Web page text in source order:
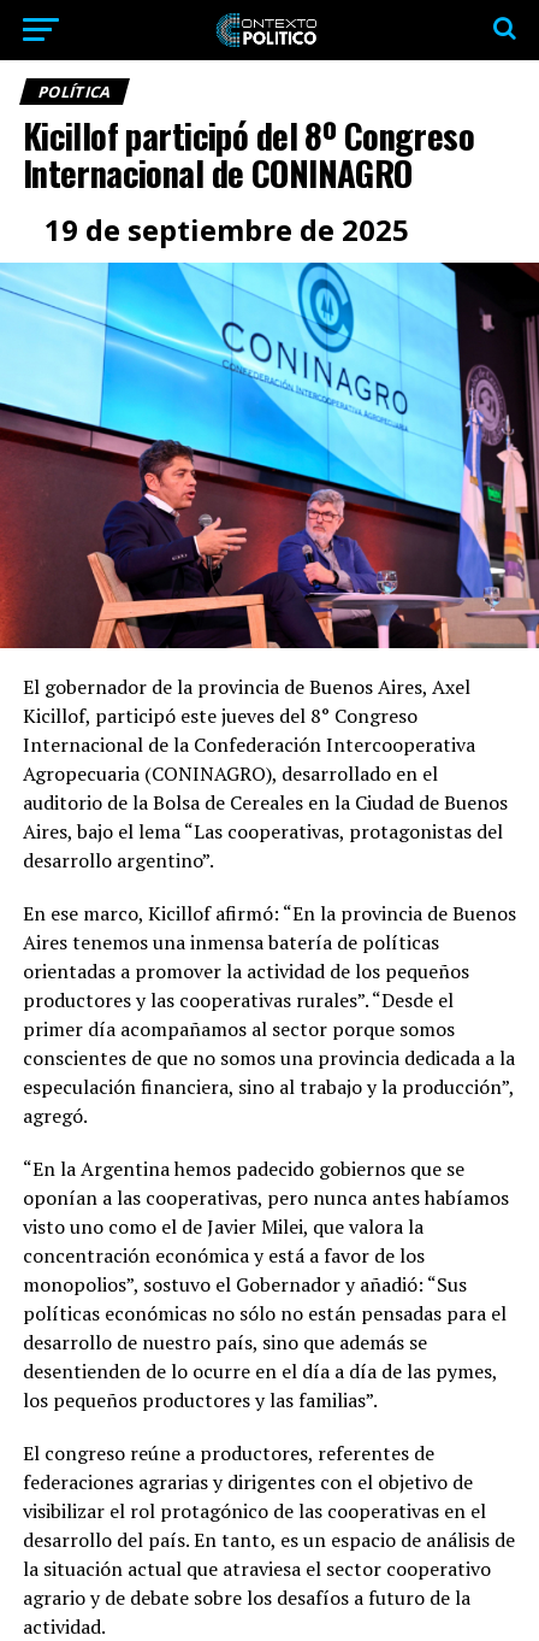
POLÍTICA
Kicillof participó del 8º Congreso
Internacional de CONINAGRO
19 de septiembre de 2025
El gobernador de la provincia de Buenos Aires, Axel
Kicillof, participó este jueves del 8° Congreso
Internacional de la Confederación Intercooperativa
Agropecuaria (CONINAGRO), desarrollado en el
auditorio de la Bolsa de Cereales en la Ciudad de Buenos
Aires, bajo el lema “Las cooperativas, protagonistas del
desarrollo argentino”.
En ese marco, Kicillof afirmó: “En la provincia de Buenos
Aires tenemos una inmensa batería de políticas
orientadas a promover la actividad de los pequeños
productores y las cooperativas rurales”. “Desde el
primer día acompañamos al sector porque somos
conscientes de que no somos una provincia dedicada a la
especulación financiera, sino al trabajo y la producción”,
agregó.
“En la Argentina hemos padecido gobiernos que se
oponían a las cooperativas, pero nunca antes habíamos
visto uno como el de Javier Milei, que valora la
concentración económica y está a favor de los
monopolios”, sostuvo el Gobernador y añadió: “Sus
políticas económicas no sólo no están pensadas para el
desarrollo de nuestro país, sino que además se
desentienden de lo ocurre en el día a día de las pymes,
los pequeños productores y las familias”.
El congreso reúne a productores, referentes de
federaciones agrarias y dirigentes con el objetivo de
visibilizar el rol protagónico de las cooperativas en el
desarrollo del país. En tanto, es un espacio de análisis de
la situación actual que atraviesa el sector cooperativo
agrario y de debate sobre los desafíos a futuro de la
actividad.